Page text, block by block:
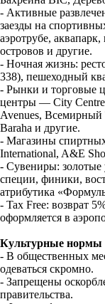
- Активные
заезды на
аэротрубе,
островов и другие.
- Ночная жизнь:
338), пешеходный
- Рынки и торговые
центры — City Centre
Avenues,
Baraha и другие.
- Магазины
International, A&E
- Сувениры: золотые
специи, финики,
атрибутика
- Tax Free: возврат
оформляется в
Культурные нормы
- В общественных
одеваться скромно.
- Запрещены
правительства.